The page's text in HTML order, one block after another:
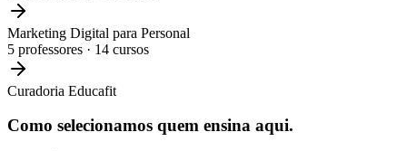
Marketing Digital para Personal
5 professores · 14 cursos
Curadoria Educafit
Como selecionamos quem ensina aqui.